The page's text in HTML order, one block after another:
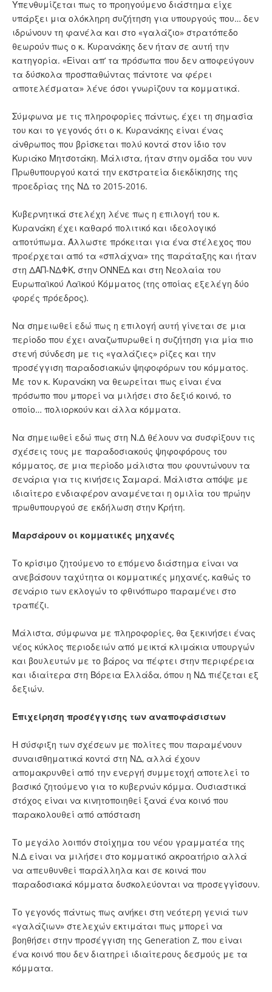
Υπενθυμίζεται πως το προηγούμενο διάστημα είχε
υπάρξει μια ολόκληρη συζήτηση για υπουργούς που… δεν
ιδρώνουν τη φανέλα και στο «γαλάζιο» στρατόπεδο
θεωρούν πως ο κ. Κυρανάκης δεν ήταν σε αυτή την
κατηγορία. «Είναι απ’ τα πρόσωπα που δεν αποφεύγουν
τα δύσκολα προσπαθώντας πάντοτε να φέρει
αποτελέσματα» λένε όσοι γνωρίζουν τα κομματικά.
Σύμφωνα με τις πληροφορίες πάντως, έχει τη σημασία
του και το γεγονός ότι ο κ. Κυρανάκης είναι ένας
άνθρωπος που βρίσκεται πολύ κοντά στον ίδιο τον
Κυριάκο Μητσοτάκη. Μάλιστα, ήταν στην ομάδα του νυν
Πρωθυπουργού κατά την εκστρατεία διεκδίκησης της
προεδρίας της ΝΔ το 2015-2016.
Κυβερνητικά στελέχη λένε πως η επιλογή του κ.
Κυρανάκη έχει καθαρό πολιτικό και ιδεολογικό
αποτύπωμα. Άλλωστε πρόκειται για ένα στέλεχος που
προέρχεται από τα «σπλάχνα» της παράταξης και ήταν
στη ΔΑΠ-ΝΔΦΚ, στην ΟΝΝΕΔ και στη Νεολαία του
Ευρωπαϊκού Λαϊκού Κόμματος (της οποίας εξελέγη δύο
φορές πρόεδρος).
Να σημειωθεί εδώ πως η επιλογή αυτή γίνεται σε μια
περίοδο που έχει αναζωπυρωθεί η συζήτηση για μία πιο
στενή σύνδεση με τις «γαλάζιες» ρίζες και την
προσέγγιση παραδοσιακών ψηφοφόρων του κόμματος.
Με τον κ. Κυρανάκη να θεωρείται πως είναι ένα
πρόσωπο που μπορεί να μιλήσει στο δεξιό κοινό, το
οποίο… πολιορκούν και άλλα κόμματα.
Να σημειωθεί εδώ πως στη Ν.Δ θέλουν να συσφίξουν τις
σχέσεις τους με παραδοσιακούς ψηφοφόρους του
κόμματος, σε μια περίοδο μάλιστα που φουντώνουν τα
σενάρια για τις κινήσεις Σαμαρά. Μάλιστα απόψε με
ιδιαίτερο ενδιαφέρον αναμένεται η ομιλία του πρώην
πρωθυπουργού σε εκδήλωση στην Κρήτη.
Μαρσάρουν οι κομματικές μηχανές
Το κρίσιμο ζητούμενο το επόμενο διάστημα είναι να
ανεβάσουν ταχύτητα οι κομματικές μηχανές, καθώς το
σενάριο των εκλογών το φθινόπωρο παραμένει στο
τραπέζι.
Μάλιστα, σύμφωνα με πληροφορίες, θα ξεκινήσει ένας
νέος κύκλος περιοδειών από μεικτά κλιμάκια υπουργών
και βουλευτών με το βάρος να πέφτει στην περιφέρεια
και ιδιαίτερα στη Βόρεια Ελλάδα, όπου η ΝΔ πιέζεται εξ
δεξιών.
Επιχείρηση προσέγγισης των αναποφάσιστων
Η σύσφιξη των σχέσεων με πολίτες που παραμένουν
συναισθηματικά κοντά στη ΝΔ, αλλά έχουν
απομακρυνθεί από την ενεργή συμμετοχή αποτελεί το
βασικό ζητούμενο για το κυβερνών κόμμα. Ουσιαστικά
στόχος είναι να κινητοποιηθεί ξανά ένα κοινό που
παρακολουθεί από απόσταση
Το μεγάλο λοιπόν στοίχημα του νέου γραμματέα της
Ν.Δ είναι να μιλήσει στο κομματικό ακροατήριο αλλά
να απευθυνθεί παράλληλα και σε κοινά που
παραδοσιακά κόμματα δυσκολεύονται να προσεγγίσουν.
Το γεγονός πάντως πως ανήκει στη νεότερη γενιά των
«γαλάζιων» στελεχών εκτιμάται πως μπορεί να
βοηθήσει στην προσέγγιση της Generation Z, που είναι
ένα κοινό που δεν διατηρεί ιδιαίτερους δεσμούς με τα
κόμματα.